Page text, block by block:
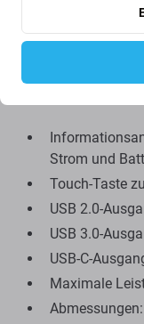
Ladezustand
Stromanpassung
Strom und
Touch-Taste
USB 2.0-
USB 3.0-
USB-C-
Maximale